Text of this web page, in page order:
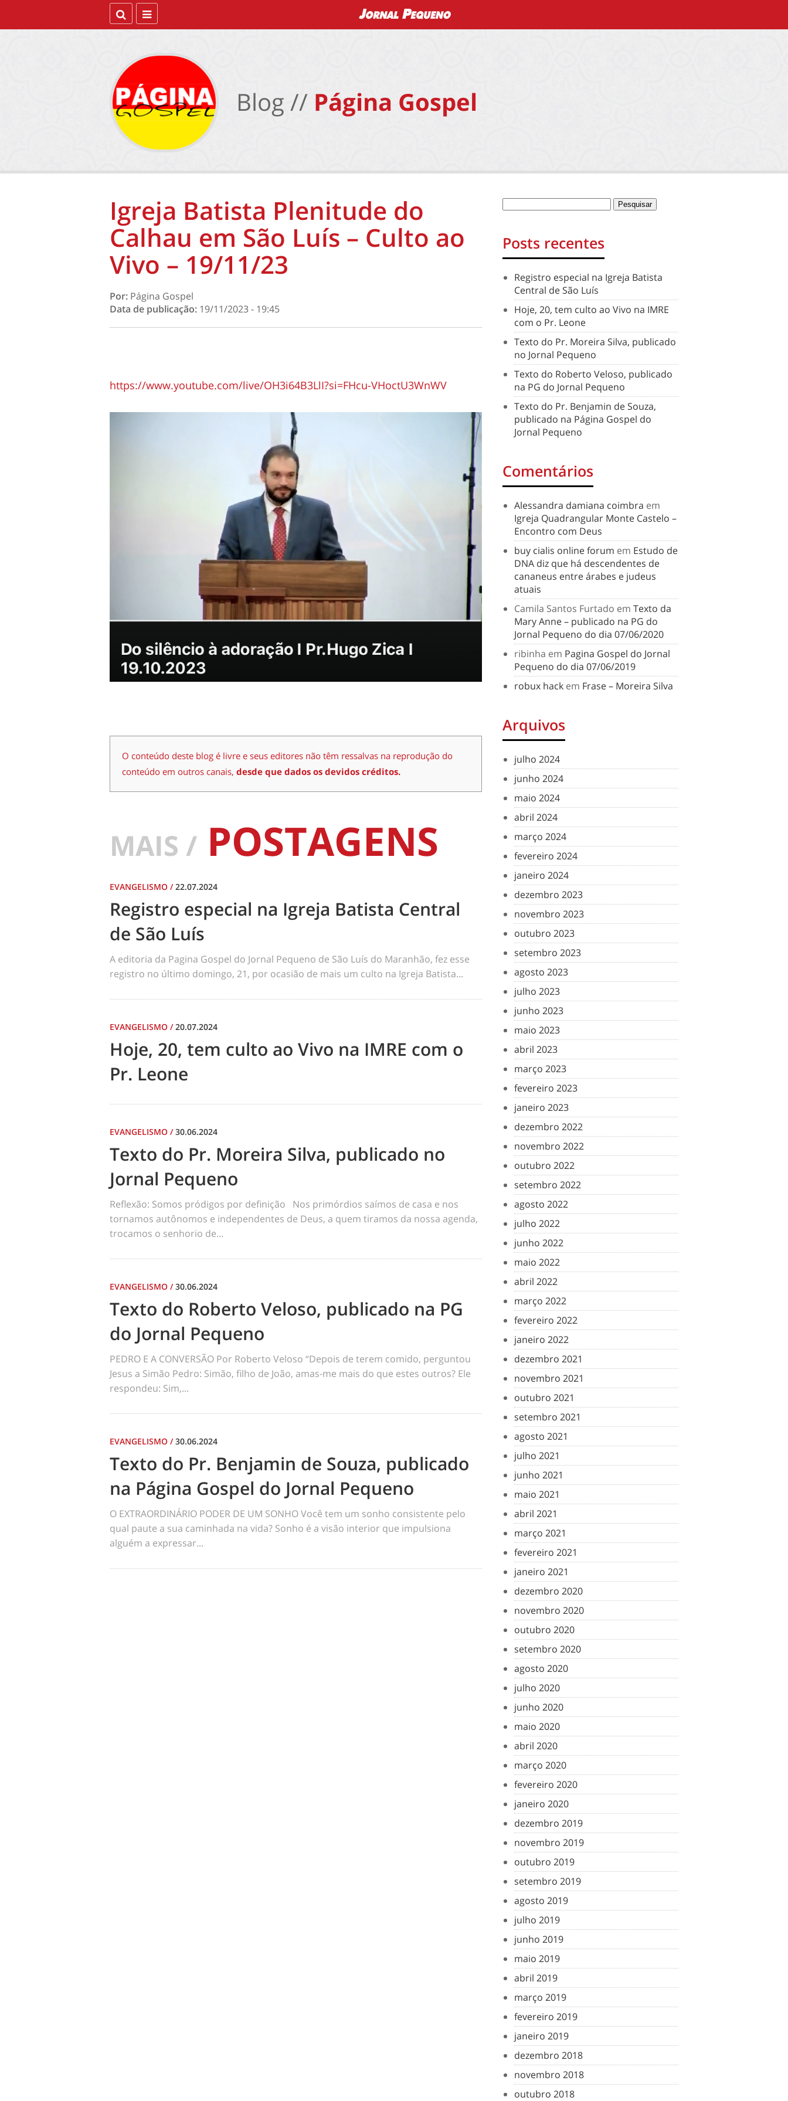
Blog // Página Gospel
Igreja Batista Plenitude do
Calhau em São Luís – Culto ao
Vivo – 19/11/23
Por: Página Gospel
Data de publicação: 19/11/2023 - 19:45
https://www.youtube.com/live/OH3i64B3LlI?si=FHcu-VHoctU3WnWV
O conteúdo deste blog é livre e seus editores não têm ressalvas na reprodução do
conteúdo em outros canais, desde que dados os devidos créditos.
MAIS / POSTAGENS
EVANGELISMO /22.07.2024
Registro especial na Igreja Batista Central
de São Luís
A editoria da Pagina Gospel do Jornal Pequeno de São Luís do Maranhão, fez esse
registro no último domingo, 21, por ocasião de mais um culto na Igreja Batista...
EVANGELISMO /20.07.2024
Hoje, 20, tem culto ao Vivo na IMRE com o
Pr. Leone
EVANGELISMO /30.06.2024
Texto do Pr. Moreira Silva, publicado no
Jornal Pequeno
Reflexão: Somos pródigos por definição Nos primórdios saímos de casa e nos
tornamos autônomos e independentes de Deus, a quem tiramos da nossa agenda,
trocamos o senhorio de...
EVANGELISMO /30.06.2024
Texto do Roberto Veloso, publicado na PG
do Jornal Pequeno
PEDRO E A CONVERSÃO Por Roberto Veloso “Depois de terem comido, perguntou
Jesus a Simão Pedro: Simão, filho de João, amas-me mais do que estes outros? Ele
respondeu: Sim,...
EVANGELISMO /30.06.2024
Texto do Pr. Benjamin de Souza, publicado
na Página Gospel do Jornal Pequeno
O EXTRAORDINÁRIO PODER DE UM SONHO Você tem um sonho consistente pelo
qual paute a sua caminhada na vida? Sonho é a visão interior que impulsiona
alguém a expressar...
Posts recentes
Registro especial na Igreja Batista
Central de São Luís
Hoje, 20, tem culto ao Vivo na IMRE
com o Pr. Leone
Texto do Pr. Moreira Silva, publicado
no Jornal Pequeno
Texto do Roberto Veloso, publicado
na PG do Jornal Pequeno
Texto do Pr. Benjamin de Souza,
publicado na Página Gospel do
Jornal Pequeno
Comentários
Alessandra damiana coimbra em
Igreja Quadrangular Monte Castelo –
Encontro com Deus
buy cialis online forum em Estudo de
DNA diz que há descendentes de
cananeus entre árabes e judeus
atuais
Camila Santos Furtado em Texto da
Mary Anne – publicado na PG do
Jornal Pequeno do dia 07/06/2020
ribinha em Pagina Gospel do Jornal
Pequeno do dia 07/06/2019
robux hack em Frase – Moreira Silva
Arquivos
julho 2024
junho 2024
maio 2024
abril 2024
março 2024
fevereiro 2024
janeiro 2024
dezembro 2023
novembro 2023
outubro 2023
setembro 2023
agosto 2023
julho 2023
junho 2023
maio 2023
abril 2023
março 2023
fevereiro 2023
janeiro 2023
dezembro 2022
novembro 2022
outubro 2022
setembro 2022
agosto 2022
julho 2022
junho 2022
maio 2022
abril 2022
março 2022
fevereiro 2022
janeiro 2022
dezembro 2021
novembro 2021
outubro 2021
setembro 2021
agosto 2021
julho 2021
junho 2021
maio 2021
abril 2021
março 2021
fevereiro 2021
janeiro 2021
dezembro 2020
novembro 2020
outubro 2020
setembro 2020
agosto 2020
julho 2020
junho 2020
maio 2020
abril 2020
março 2020
fevereiro 2020
janeiro 2020
dezembro 2019
novembro 2019
outubro 2019
setembro 2019
agosto 2019
julho 2019
junho 2019
maio 2019
abril 2019
março 2019
fevereiro 2019
janeiro 2019
dezembro 2018
novembro 2018
outubro 2018